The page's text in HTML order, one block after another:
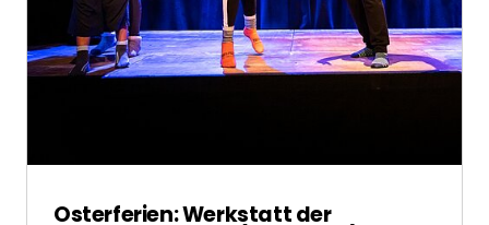
Osterferien: Werkstatt der